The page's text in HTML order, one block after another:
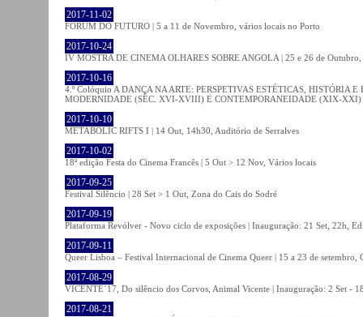
2017-11-02
FÓRUM DO FUTURO | 5 a 11 de Novembro, vários locais no Porto
2017-10-24
IV MOSTRA DE CINEMA OLHARES SOBRE ANGOLA | 25 e 26 de
2017-10-16
4.º Colóquio A DANÇA NA ARTE: PERSPETIVAS ESTÉTICAS, HISTÓRIA
MODERNIDADE (SÉC. XVI-XVIII) E CONTEMPORANEIDADE (XIX-XXI)
2017-10-10
METABOLIC RIFTS I | 14 Out, 14h30, Auditório de Serralves
2017-10-02
18ª edição Festa do Cinema Francês | 5 Out > 12 Nov, Vários locais
2017-09-25
Festival Silêncio | 28 Set > 1 Out, Zona do Cais do Sodré
2017-09-19
Plataforma Revólver - Novo ciclo de exposições | Inauguração: 21 Set, 22h,
2017-09-11
Queer Lisboa – Festival Internacional de Cinema Queer | 15 a 23 de setembro,
2017-08-29
VICENTE´17, Do silêncio dos Corvos, Animal Vicente | Inauguração: 2 Set -
2017-08-21